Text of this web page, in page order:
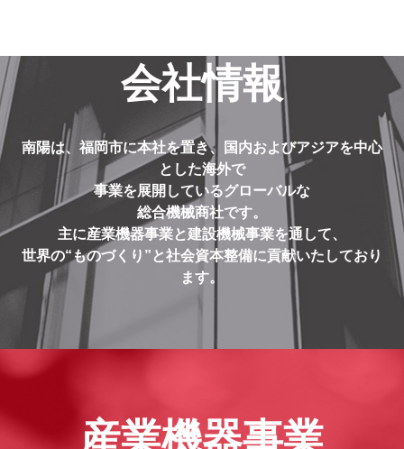
会社情報
南陽は、福岡市に本社を置き、国内およびアジアを中心
とした海外で
事業を展開しているグローバルな
総合機械商社です。
主に産業機器事業と建設機械事業を通して、
世界の“ものづくり”と社会資本整備に貢献いたしており
ます。
産業機器事業